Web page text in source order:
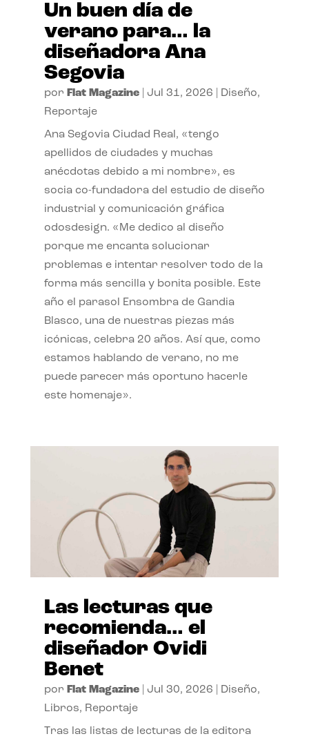
Un buen día de
verano para… la
diseñadora Ana
Segovia
por Flat Magazine| Jul 31, 2026 Diseño,
Reportaje
Ana Segovia Ciudad Real, «tengo
apellidos de ciudades y muchas
anécdotas debido a mi nombre», es
socia co-fundadora del estudio de diseño
industrial y comunicación gráfica
odosdesign. «Me dedico al diseño
porque me encanta solucionar
problemas e intentar resolver todo de la
forma más sencilla y bonita posible. Este
año el parasol Ensombra de Gandia
Blasco, una de nuestras piezas más
icónicas, celebra 20 años. Así que, como
estamos hablando de verano, no me
puede parecer más oportuno hacerle
este homenaje».
Las lecturas que
recomienda… el
diseñador Ovidi
Benet
por Flat Magazine| Jul 30, 2026 Diseño,
Libros, Reportaje
Tras las listas de lecturas de la editora